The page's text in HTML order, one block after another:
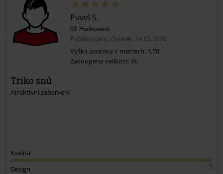
Pavel S.
81 Hodnocení
Publikováno: Čtvrtek, 14.05.2020
Výška postavy v metrech: 1,78
Zakoupena velikost: XL
Triko snů
Atraktivní zabarvení
Kvalita
5
Design